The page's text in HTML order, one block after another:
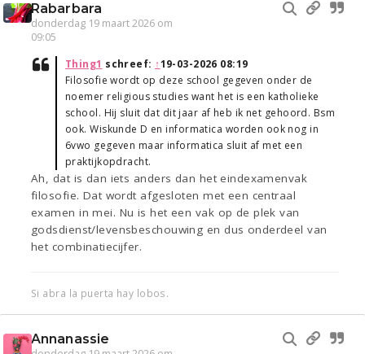
Rabarbara
donderdag 19 maart 2026 om
09:05
Thing1 schreef: ↑19-03-2026 08:19
Filosofie wordt op deze school gegeven onder de
noemer religious studies want het is een katholieke
school. Hij sluit dat dit jaar af heb ik net gehoord. Bsm
ook. Wiskunde D en informatica worden ook nog in
6vwo gegeven maar informatica sluit af met een
praktijkopdracht.
Ah, dat is dan iets anders dan het eindexamenvak
filosofie. Dat wordt afgesloten met een centraal
examen in mei. Nu is het een vak op de plek van
godsdienst/levensbeschouwing en dus onderdeel van
het combinatiecijfer.
Si abra la puerta hay lobos.
Annanassie